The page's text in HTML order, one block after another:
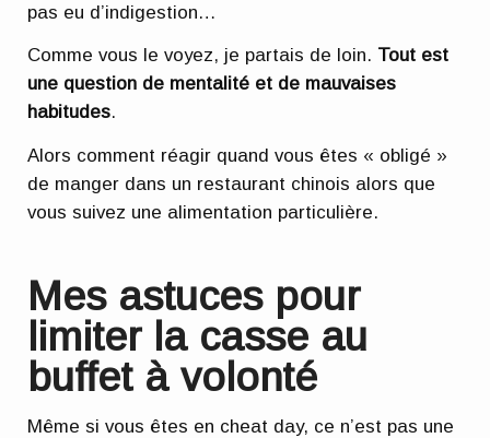
pas eu d’indigestion…
Comme vous le voyez, je partais de loin. Tout est
une question de mentalité et de mauvaises
habitudes.
Alors comment réagir quand vous êtes « obligé »
de manger dans un restaurant chinois alors que
vous suivez une alimentation particulière.
Mes astuces pour
limiter la casse au
buffet à volonté
Même si vous êtes en cheat day, ce n’est pas une